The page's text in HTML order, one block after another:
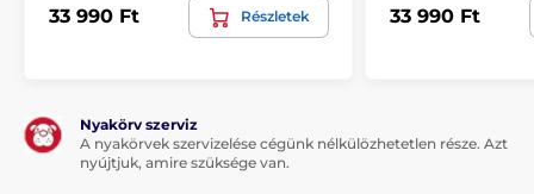
33 990 Ft Részletek 33 990 Ft
Nyakörv szerviz
A nyakörvek szervizelése cégünk nélkülözhetetlen része. Azt
nyújtjuk, amire szüksége van.